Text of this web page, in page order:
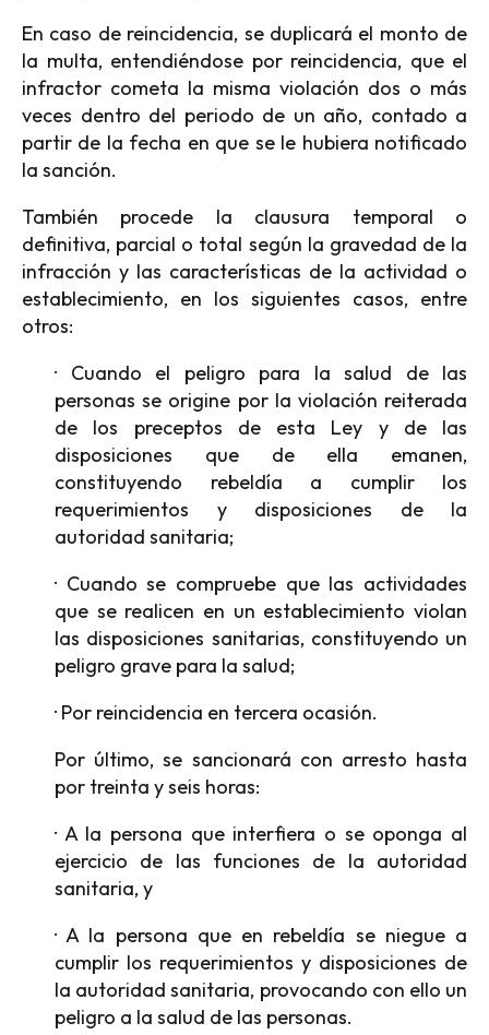
En caso de reincidencia, se duplicará el monto de
la multa, entendiéndose por reincidencia, que el
infractor cometa la misma violación dos o más
veces dentro del periodo de un año, contado a
partir de la fecha en que se le hubiera notificado
la sanción.
También procede la clausura temporal o
definitiva, parcial o total según la gravedad de la
infracción y las características de la actividad o
establecimiento, en los siguientes casos, entre
otros:
· Cuando el peligro para la salud de las
personas se origine por la violación reiterada
de los preceptos de esta Ley y de las
disposiciones que de ella emanen,
constituyendo rebeldía a cumplir los
requerimientos y disposiciones de la
autoridad sanitaria;
· Cuando se compruebe que las actividades
que se realicen en un establecimiento violan
las disposiciones sanitarias, constituyendo un
peligro grave para la salud;
· Por reincidencia en tercera ocasión.
Por último, se sancionará con arresto hasta
por treinta y seis horas:
· A la persona que interfiera o se oponga al
ejercicio de las funciones de la autoridad
sanitaria, y
· A la persona que en rebeldía se niegue a
cumplir los requerimientos y disposiciones de
la autoridad sanitaria, provocando con ello un
peligro a la salud de las personas.